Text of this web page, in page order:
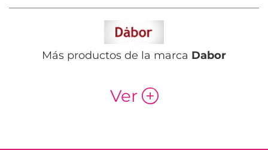
Más productos de la marca Dabor
Ver p